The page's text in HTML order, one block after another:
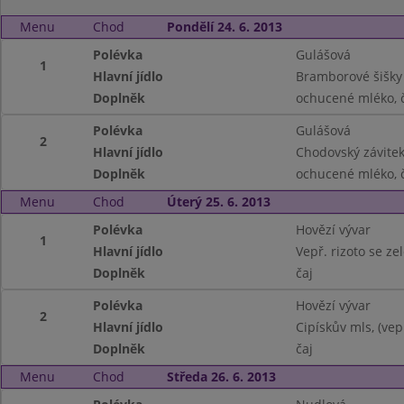
Menu Chod Pondělí 24. 6. 2013
1
Polévka
Gulášová
Hlavní jídlo
Bramborové
Doplněk
ochucené mléko,
2
Polévka
Gulášová
Hlavní jídlo
Chodovský
Doplněk
ochucené mléko,
Menu
Chod Úterý 25. 6. 2013
1
Polévka
Hovězí vývar
Hlavní jídlo
Vepř. rizoto se
Doplněk
čaj
2
Polévka
Hovězí vývar
Hlavní jídlo
Cipískův mls,
Doplněk
čaj
Menu
Chod
Středa 26. 6. 2013